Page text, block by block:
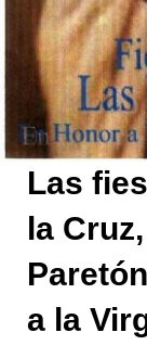
Las
la
a la